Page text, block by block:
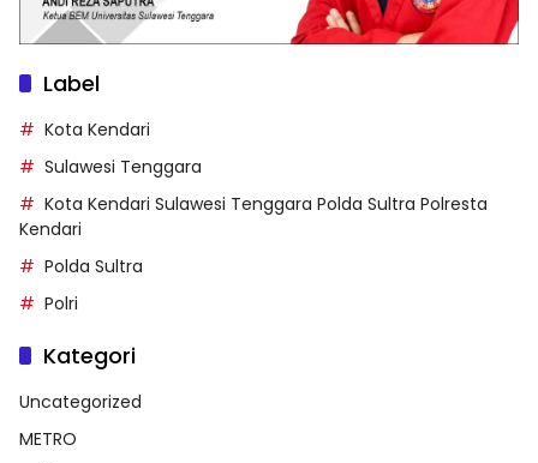
Label
Kota Kendari
Sulawesi Tenggara
Kota Kendari Sulawesi Tenggara Polda Sultra Polresta
Kendari
Polda Sultra
Polri
Kategori
Uncategorized
METRO